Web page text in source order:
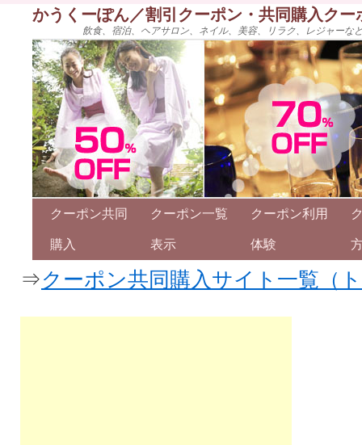
かうくーぽん／割引クーポン・共同購入ク
飲食、宿泊、ヘアサロン、ネイル、美容、リラク、レジャー
クーポン共同
購入
クーポン一覧
表示
クーポン利用
体験
⇒クーポン共同購入サイト一覧（